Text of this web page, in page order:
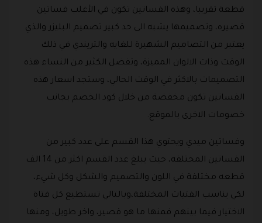
قطعة تقريبا، وهذه الفساتين تكون في الأغلب فساتين
قصيره، وتصميمها يشبه الى حد كبير تصميم البليزر والذي
يعتبر من التصاميم الشهيرة للغايه والتريندي في ذلك
الوقت وذات الالوان المميزة، وتفضل الكثير من النساء هذه
التصميمات بالاكثر في الوقت الحالي، وستجد اسعار هذه
الفساتين تكون مخفضة من خلال كود الخصم بجانب
خصومات الاخرى بالموقع.
وفساتين ميدي ويحتوي هذا القسم على عدد كبير من
الفساتين المختلفه، حيث يبلغ عدد القسم اكثر من 14 الف
قطعه مختلفة في اللون والتصميم والشكل وكل شيء،
لكي يناسب الفتيات المختلفة،وبالتالي تستطيع كل فتاة
الاختيار فيما بينهم فمنها ما هو قصير، واخر طويل، ومنها